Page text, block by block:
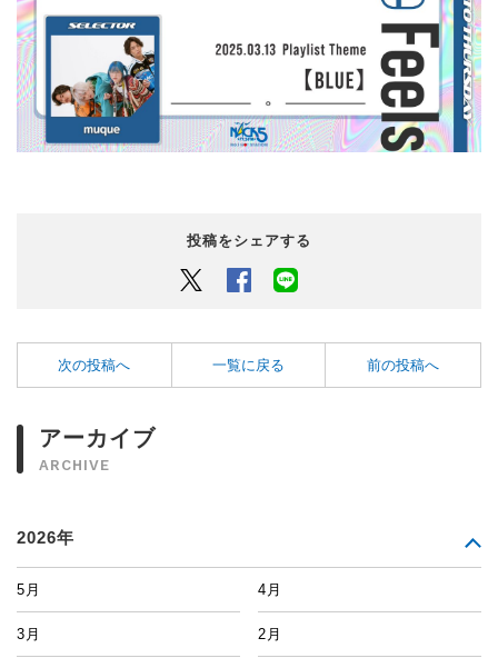
投稿をシェアする
Twitter Facebook
次の投稿へ 一覧に戻る 前の投稿へ
アーカイブ
ARCHIVE
2026年
5月 4月
3月 2月